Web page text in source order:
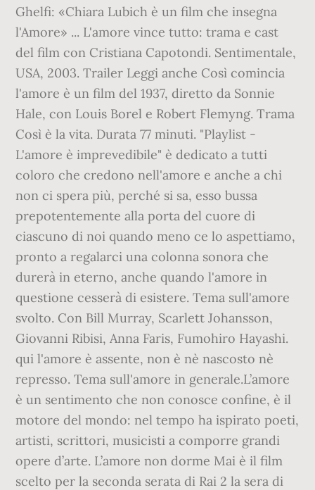
Ghelfi: «Chiara Lubich è un film che insegna
l'Amore» ... L'amore vince tutto: trama e cast
del film con Cristiana Capotondi. Sentimentale,
USA, 2003. Trailer Leggi anche Così comincia
l'amore è un film del 1937, diretto da Sonnie
Hale, con Louis Borel e Robert Flemyng. Trama
Così è la vita. Durata 77 minuti. "Playlist -
L'amore è imprevedibile" è dedicato a tutti
coloro che credono nell'amore e anche a chi
non ci spera più, perché si sa, esso bussa
prepotentemente alla porta del cuore di
ciascuno di noi quando meno ce lo aspettiamo,
pronto a regalarci una colonna sonora che
durerà in eterno, anche quando l'amore in
questione cesserà di esistere. Tema sull'amore
svolto. Con Bill Murray, Scarlett Johansson,
Giovanni Ribisi, Anna Faris, Fumohiro Hayashi.
qui l'amore è assente, non è nè nascosto nè
represso. Tema sull'amore in generale.L’amore
è un sentimento che non conosce confine, è il
motore del mondo: nel tempo ha ispirato poeti,
artisti, scrittori, musicisti a comporre grandi
opere d’arte. L’amore non dorme Mai è il film
scelto per la seconda serata di Rai 2 la sera di